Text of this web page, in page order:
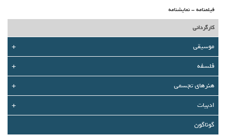
درباره ما
تماس با ما
سبد خرید شما خالی است
سبد خرید
ورود
فیلمنامه - نمایشنامه
کارگردانی
موسیقی
+
فلسفه
+
هنرهای تجسمی
+
ادبیات
+
گوناگون